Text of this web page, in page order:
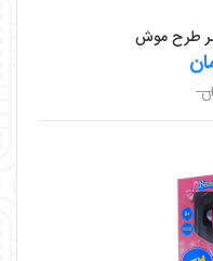
طرح موش